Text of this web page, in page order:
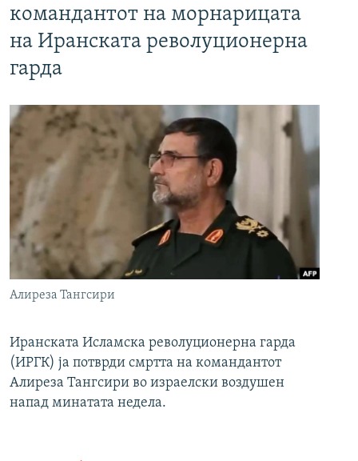
командантот на морнарицата
на Иранската револуционерна
гарда
Алиреза Тангсири
Иранската Исламска револуционерна гарда
(ИРГК) ја потврди смртта на командантот
Алиреза Тангсири во израелски воздушен
напад минатата недела.